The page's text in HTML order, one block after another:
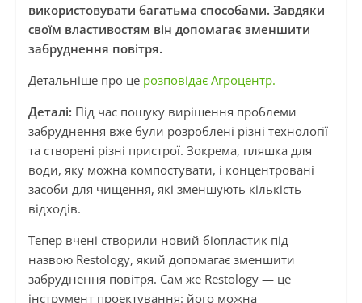
використовувати багатьма способами. Завдяки
своїм властивостям він допомагає зменшити
забруднення повітря.
Детальніше про це розповідає Агроцентр.
Деталі: Під час пошуку вирішення проблеми
забруднення вже були розроблені різні технології
та створені різні пристрої. Зокрема, пляшка для
води, яку можна компостувати, і концентровані
засоби для чищення, які зменшують кількість
відходів.
Тепер вчені створили новий біопластик під
назвою Restology, який допомагає зменшити
забруднення повітря. Сам же Restology — це
інструмент проектування: його можна